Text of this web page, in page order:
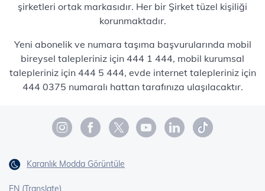
şirketleri ortak markasıdır. Her bir Şirket tüzel kişiliği
korunmaktadır.
Yeni abonelik ve numara taşıma başvurularında mobil
bireysel talepleriniz için 444 1 444, mobil kurumsal
talepleriniz için 444 5 444, evde internet talepleriniz için
444 0375 numaralı hattan tarafınıza ulaşılacaktır.
Karanlık Modda Görüntüle